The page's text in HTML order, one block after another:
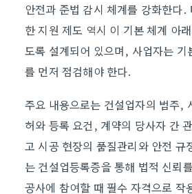
안전과 준법 감시 체계를 강화한다.
한 지원 제도 역시 이 기본 체계 아
도록 설계되어 있으며, 사업자는 기
를 먼저 점검해야 한다.
주요 내용으로는 건설업자의 범주,
허와 등록 요건, 계약의 당사자 간
고 시공 현장의 품질관리와 안전 규
는 건설업등록증을 통해 법적 신뢰
공사에 참여할 때 필수 자격으로 작